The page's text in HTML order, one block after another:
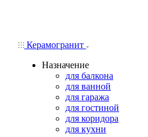
Керамогранит
Назначение
для балкона
для ванной
для гаража
для гостиной
для коридора
для кухни